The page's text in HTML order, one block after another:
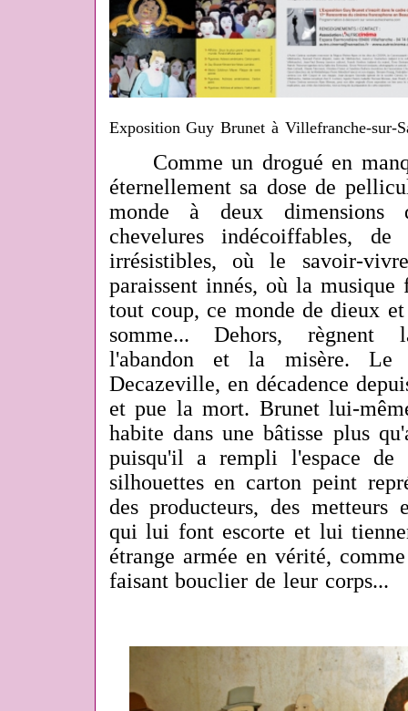
Exposition Guy Brunet à Villefranche-sur-
Comme un drogué en
éternellement sa dose de
monde à deux dimensions
chevelures indécoiffables, de
irrésistibles, où le savoir-
paraissent innés, où la
tout coup, ce monde de dieux et
somme... Dehors, règnent
l'abandon et la misère. Le
Decazeville, en décadence
et pue la mort. Brunet lui-
habite dans une bâtisse plus
puisqu'il a rempli l'espace
silhouettes en carton peint
des producteurs, des metteurs
qui lui font escorte et lui
étrange armée en vérité,
faisant bouclier de leur corps...